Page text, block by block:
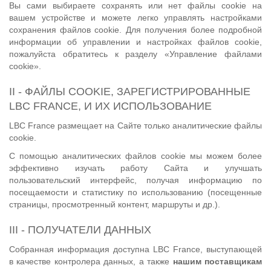
Вы сами выбираете сохранять или нет файлы cookie на
вашем устройстве и можете легко управлять настройками
сохранения файлов cookie. Для получения более подробной
информации об управлении и настройках файлов cookie,
пожалуйста обратитесь к разделу «Управление файлами
cookie».
II - ФАЙЛЫ COOKIE, ЗАРЕГИСТРИРОВАННЫЕ
LBC FRANCE, И ИХ ИСПОЛЬЗОВАНИЕ
LBC France размещает на Сайте только аналитические файлы
cookie.
С помощью аналитических файлов cookie мы можем более
эффективно изучать работу Сайта и улучшать
пользовательский интерфейс, получая информацию по
посещаемости и статистику по использованию (посещенные
страницы, просмотренный контент, маршруты и др.).
III - ПОЛУЧАТЕЛИ ДАННЫХ
Собранная информация доступна LBC France, выступающей
в качестве контролера данных, а также нашим поставщикам